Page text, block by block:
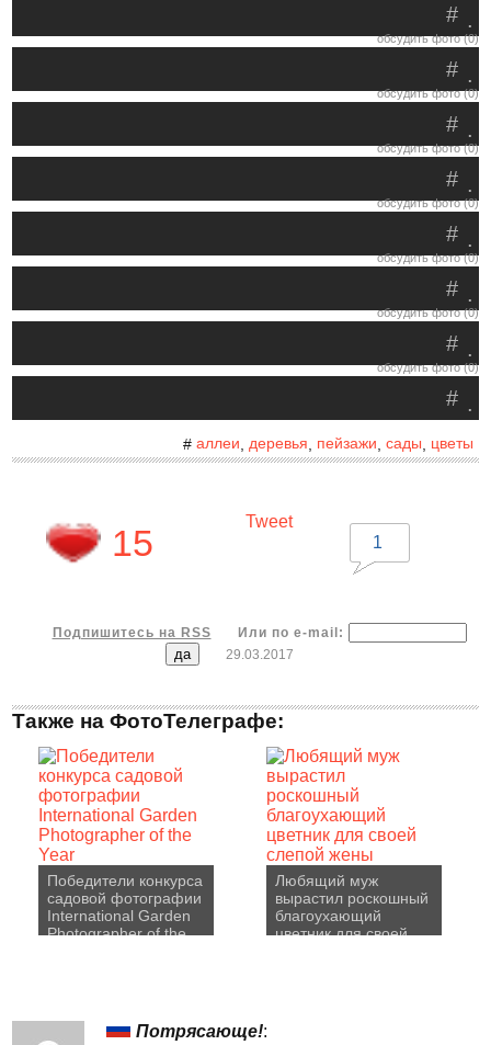
.
#
обсудить фото (0)
.
#
обсудить фото (0)
.
#
обсудить фото (0)
.
#
обсудить фото (0)
.
#
обсудить фото (0)
.
#
обсудить фото (0)
.
#
обсудить фото (0)
.
#
# аллеи деревья пейзажи сады цветы
15
Tweet
1
Подпишитесь на RSS
Или по e-mail:
29.03.2017
Также на ФотоТелеграфе:
Победители конкурса
садовой фотографии
International Garden
Photographer of the
Любящий муж
вырастил роскошный
благоухающий
цветник для своей
Потрясающе!: